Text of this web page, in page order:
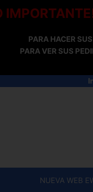
PARA HACER
PARA VER SUS
NUEVA WEB